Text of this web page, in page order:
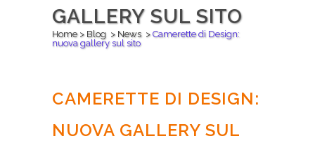
GALLERY SUL SITO
Home> Blog > News >Camerette di Design:
nuova gallery sul sito
CAMERETTE DI DESIGN:
NUOVA GALLERY SUL